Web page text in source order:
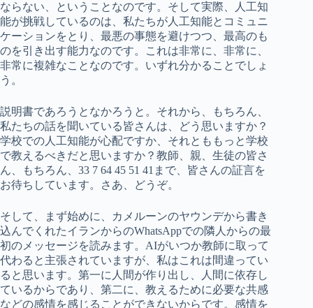
ならない、ということなのです。そして実際、人工知
能が挑戦しているのは、私たちが人工知能とコミュニ
ケーションをとり、最悪の事態を避けつつ、最高のも
のを引き出す能力なのです。これは非常に、非常に、
非常に複雑なことなのです。いずれ分かることでしょ
う。
説明書であろうとなかろうと。それから、もちろん、
私たちの話を聞いている皆さんは、どう思いますか？
学校での人工知能が心配ですか、それとももっと学校
で教えるべきだと思いますか？教師、親、生徒の皆さ
ん、もちろん、33 7 64 45 51 41まで、皆さんの証言を
お待ちしています。さあ、どうぞ。
そして、まず始めに、カメルーンのヤウンデから書き
込んでくれたイランからのWhatsAppでの隣人からの最
初のメッセージを読みます。AIがいつか教師に取って
代わると主張されていますが、私はこれは間違ってい
ると思います。第一に人間が作り出し、人間に依存し
ているからであり、第二に、教えるために必要な共感
などの感情を感じることができないからです。感情を